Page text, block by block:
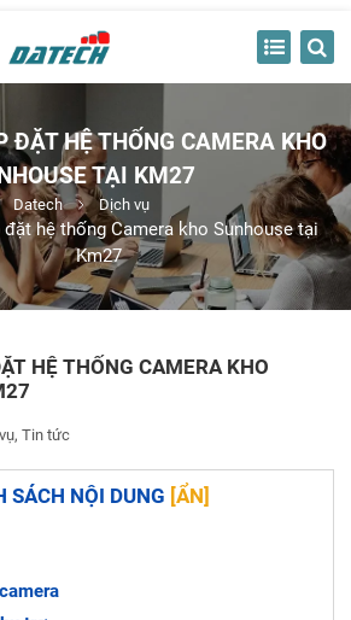
ĐẶT HỆ THỐNG CAMERA KHO
TẠI KM27
Datech Dịch vụ
hệ thống Camera kho Sunhouse tại
Km27
HỆ THỐNG CAMERA KHO
Tin tức
SÁCH NỘI DUNG [ẨN]